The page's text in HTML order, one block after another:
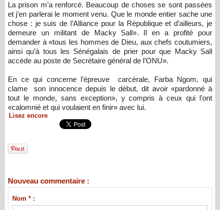
La prison m’a renforcé. Beaucoup de choses se sont passées
et j’en parlerai le moment venu. Que le monde entier sache une
chose : je suis de l’Alliance pour la République et d’ailleurs, je
demeure un militant de Macky Sall». Il en a profité pour
demander à «tous les hommes de Dieu, aux chefs coutumiers,
ainsi qu’à tous les Sénégalais de prier pour que Macky Sall
accède au poste de Secrétaire général de l’ONU».
En ce qui concerne l’épreuve carcérale, Farba Ngom, qui
clame son innocence depuis le début, dit avoir «pardonné à
tout le monde, sans exception», y compris à ceux qui l’ont
«calomnié et qui voulaient en finir» avec lui.
Lisez encore
Nouveau commentaire :
Nom * :